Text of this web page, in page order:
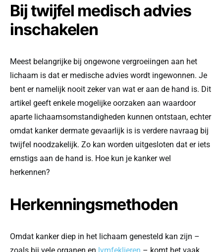
Bij twijfel medisch advies
inschakelen
Meest belangrijke bij ongewone vergroeiingen aan het
lichaam is dat er medische advies wordt ingewonnen. Je
bent er namelijk nooit zeker van wat er aan de hand is. Dit
artikel geeft enkele mogelijke oorzaken aan waardoor
aparte lichaamsomstandigheden kunnen ontstaan, echter
omdat kanker dermate gevaarlijk is is verdere navraag bij
twijfel noodzakelijk. Zo kan worden uitgesloten dat er iets
ernstigs aan de hand is. Hoe kun je kanker wel
herkennen?
Herkenningsmethoden
Omdat kanker diep in het lichaam genesteld kan zijn –